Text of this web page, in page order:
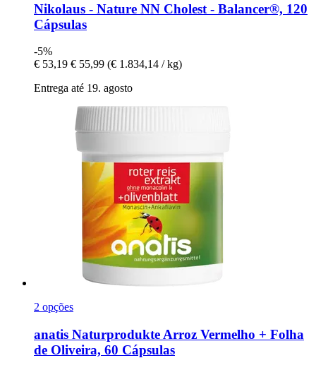
Nikolaus - Nature NN Cholest -​ Balancer®, 120
Cápsulas
-5%
€ 53,19 € 55,99 (€ 1.834,14 / kg)
Entrega até 19. agosto
2 opções
anatis Naturprodukte Arroz Vermelho + Folha
de Oliveira, 60 Cápsulas